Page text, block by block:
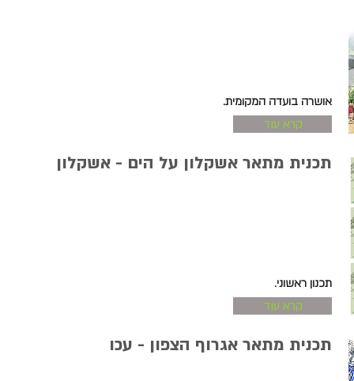
אושרה בועדה המקומית.
קרא עוד
תכנית מתאר אשקלון על הים - אשקלון
תכנון ראשוני.
קרא עוד
תכנית מתאר אגרוף הצפון - עכו